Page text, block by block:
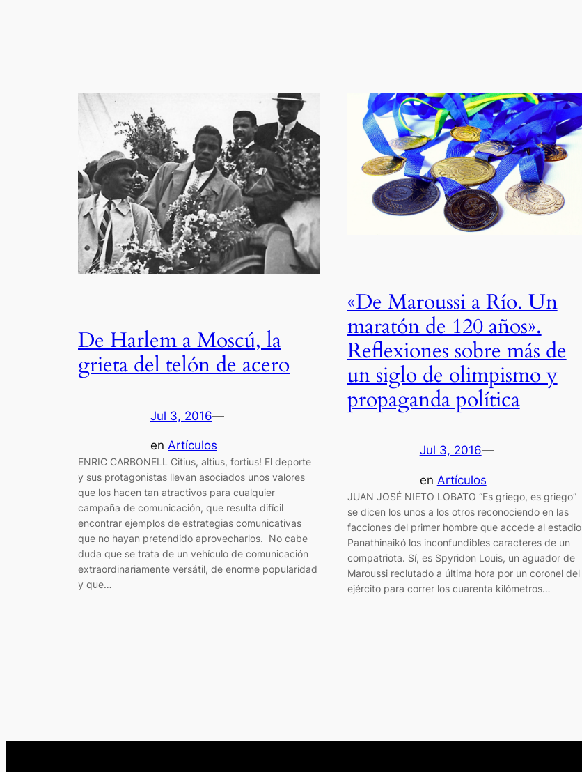
De Harlem a Moscú, la
grieta del telón de acero
Jul 3, 2016—
en Artículos
ENRIC CARBONELL Citius, altius, fortius! El deporte
y sus protagonistas llevan asociados unos valores
que los hacen tan atractivos para cualquier
campaña de comunicación, que resulta difícil
encontrar ejemplos de estrategias comunicativas
que no hayan pretendido aprovecharlos. No cabe
duda que se trata de un vehículo de comunicación
extraordinariamente versátil, de enorme popularidad
y que…
«De Maroussi a Río. Un
maratón de 120 años».
Reflexiones sobre más de
un siglo de olimpismo y
propaganda política
Jul 3, 2016—
en Artículos
JUAN JOSÉ NIETO LOBATO “Es griego, es griego”
se dicen los unos a los otros reconociendo en las
facciones del primer hombre que accede al estadio
Panathinaikó los inconfundibles caracteres de un
compatriota. Sí, es Spyridon Louis, un aguador de
Maroussi reclutado a última hora por un coronel del
ejército para correr los cuarenta kilómetros…